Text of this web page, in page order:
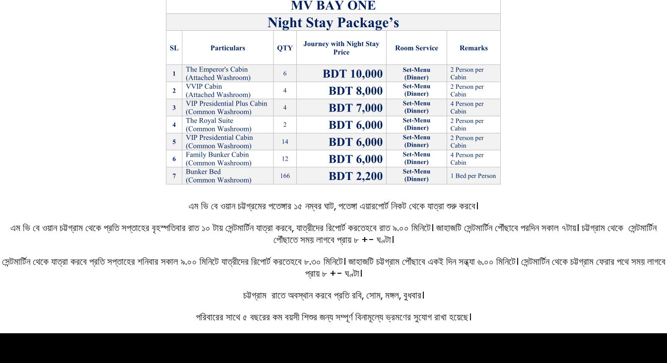
এম ভি বে ওয়ান চট্টগ্রমের পতেঙ্গার ১৫ নম্বর ঘাট, পতেঙ্গা এয়ারপোর্ট নিকট থেকে যাত্রা শুরু করবে।
এম ভি বে ওয়ান চট্টগ্রাম থেকে প্রতি সপ্তাহের বৃহস্পতিবার রাত ১০ টায় সেন্টমার্টিন যাত্রা করবে, যাত্রীদের রিপোর্ট করতেহবে রাত ৯.০০ মিনিটে। জাহাজটি সেন্টমার্টিন পৌঁছাবে পরদিন সকাল ৭টায়। চট্টগ্রাম থেকে সেন্টমার্টিন
পৌঁছাতে সময় লাগবে প্রায় ৮ +- ঘণ্টা।
সেন্টমার্টিন থেকে যাত্রা করবে প্রতি সপ্তাহের শনিবার সকাল ৯.০০ মিনিটে যাত্রীদের রিপোর্ট করতেহবে ৮.৩০ মিনিটে। জাহাজটি চট্টগ্রাম পৌঁছাবে একই দিন সন্ধ্যা ৬.০০ মিনিটে। সেন্টমার্টিন থেকে চট্টগ্রাম ফেরার পথে সময় লাগবে
প্রায় ৮ +- ঘণ্টা।
চট্টগ্রাম রাতে অবস্থান করবে প্রতি রবি, সােম, মঙ্গল, বুধবার।
পরিবারের সাথে ৫ বছরের কম বয়সী শিশুর জন্য সম্পূর্ণ বিনামূল্যে ভ্রমণের সুযোগ রাখা হয়েছে।